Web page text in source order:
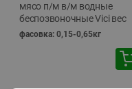
мясо п/м в/м водные
беспозвоночные Vici вес
фасовка: 0,15-0,65кг